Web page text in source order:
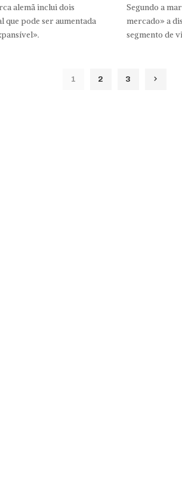
alemã inclui dois
que pode ser aumentada
Segundo a
mercado» a
segmento de
1 2 3